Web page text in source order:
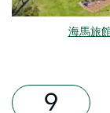
海馬旅